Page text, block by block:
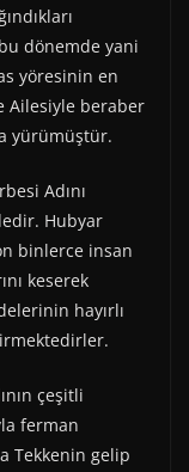
dönemde yani
yöresinin en
Ailesiyle beraber
yürümüştür.
Adını
Hubyar
binlerce insan
keserek
hayırlı
çeşitli
ferman
Tekkenin gelip